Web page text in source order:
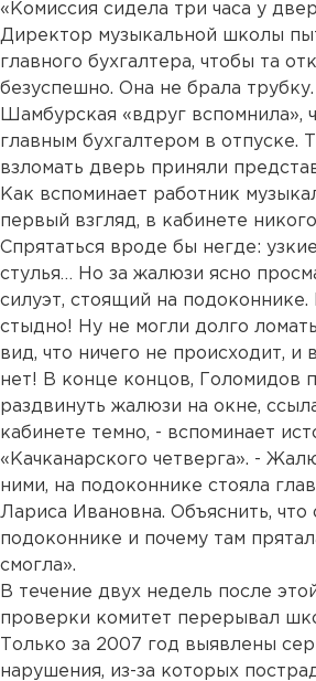
«Комиссия сидела три часа у
Директор музыкальной школы
главного бухгалтера, чтобы та
безуспешно. Она не брала
Шамбурская «вдруг вспомнила»,
главным бухгалтером в отпуске.
взломать дверь приняли
Как вспоминает работник
первый взгляд, в кабинете
Спрятаться вроде бы негде:
стулья… Но за жалюзи ясно
силуэт, стоящий на
стыдно! Ну не могли долго
вид, что ничего не происходит, и
нет! В конце концов, Голомидов
раздвинуть жалюзи на окне,
кабинете темно, - вспоминает
«Качканарского четверга». -
ними, на подоконнике стояла
Лариса Ивановна. Объяснить, что
подоконнике и почему там
смогла».
В течение двух недель после
проверки комитет перерывал
Только за 2007 год выявлены
нарушения, из-за которых